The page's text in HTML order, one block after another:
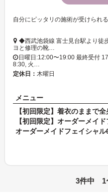
◆西武池袋線 富士見台駅より徒
ヨと修理の靴…
日曜日:12:00〜19:00 最終受付
8:30, 火…
定休日： 木曜日
メニュー
3件中 1